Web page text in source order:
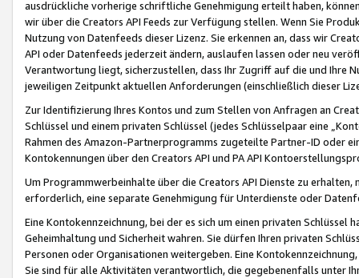
ausdrückliche vorherige schriftliche Genehmigung erteilt haben,
wir über die Creators API Feeds zur Verfügung stellen. Wenn Sie
Nutzung von Datenfeeds dieser Lizenz. Sie erkennen an, dass wir
API oder Datenfeeds jederzeit ändern, auslaufen lassen oder neu
Verantwortung liegt, sicherzustellen, dass Ihr Zugriff auf die und Ihre
jeweiligen Zeitpunkt aktuellen Anforderungen (einschließlich dieser
Zur Identifizierung Ihres Kontos und zum Stellen von Anfragen an
Schlüssel und einem privaten Schlüssel (jedes Schlüsselpaar eine
Rahmen des Amazon-Partnerprogramms zugeteilte Partner-ID oder
Kontokennungen über den Creators API und PA API
Um Programmwerbeinhalte über die Creators API Dienste zu
erforderlich, eine separate Genehmigung für Unterdienste oder
Eine Kontokennzeichnung, bei der es sich um einen privaten
Geheimhaltung und Sicherheit wahren. Sie dürfen Ihren privaten
Personen oder Organisationen weitergeben. Eine
Sie sind für alle Aktivitäten verantwortlich, die gegebenenfalls unter